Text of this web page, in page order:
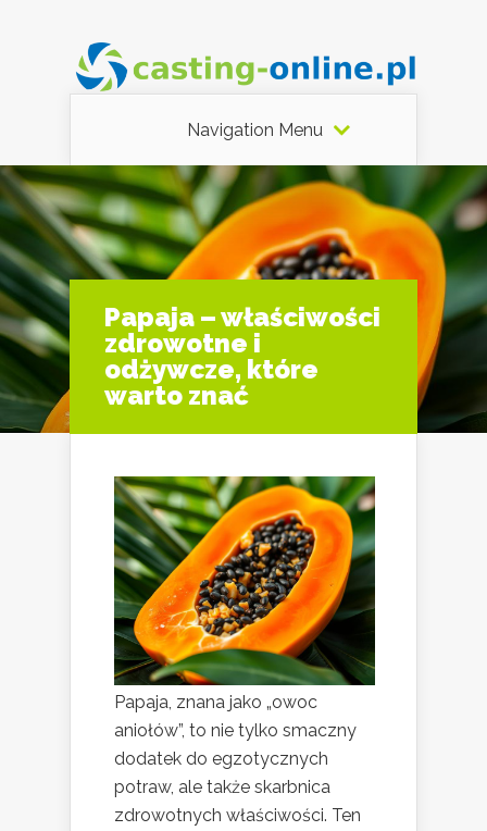
Navigation Menu
Papaja – właściwości
zdrowotne i
odżywcze, które
warto znać
Papaja, znana jako „owoc
aniołów”, to nie tylko smaczny
dodatek do egzotycznych
potraw, ale także skarbnica
zdrowotnych właściwości. Ten